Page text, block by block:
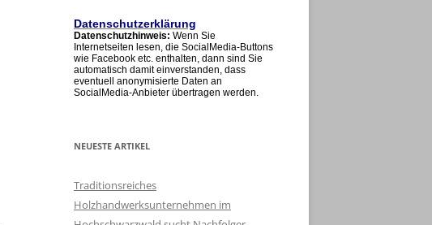
Datenschutzerklärung
Datenschutzhinweis: Wenn Sie
Internetseiten lesen, die SocialMedia-Buttons
wie Facebook etc. enthalten, dann sind Sie
automatisch damit einverstanden, dass
eventuell anonymisierte Daten an
SocialMedia-Anbieter übertragen werden.
NEUESTE ARTIKEL
Traditionsreiches
Holzhandwerksunternehmen im